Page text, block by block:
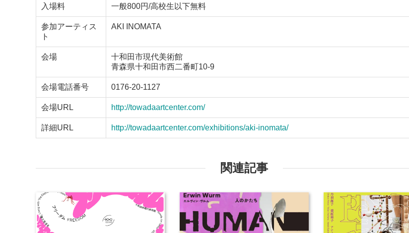
入場料 一般800円/高校生以下無料
参加アーティス
ト
AKI INOMATA
会場
十和田市現代美術館
青森県十和田市西二番町10-9
会場電話番号 0176-20-1127
会場URL http://towadaartcenter.com/
詳細URL http://towadaartcenter.com/exhibitions/aki-inomata/
関連記事